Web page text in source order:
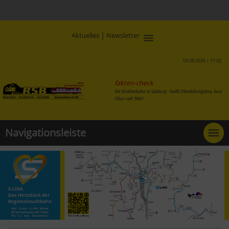
Aktuelles | Newsletter
09.08.2026 | 11:32
fakten-check
Die Straßenbahn in Salzburg - heißt Oberleitungsbus, kurz
Obus seit 1940 !
Navigationsleiste